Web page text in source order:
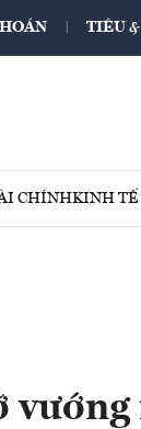
TIÊU
CHÍNHKINH TẾ